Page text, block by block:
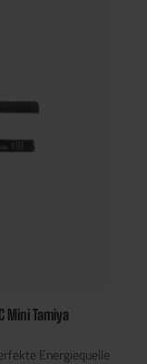
Mini Tamiya
Energiequelle